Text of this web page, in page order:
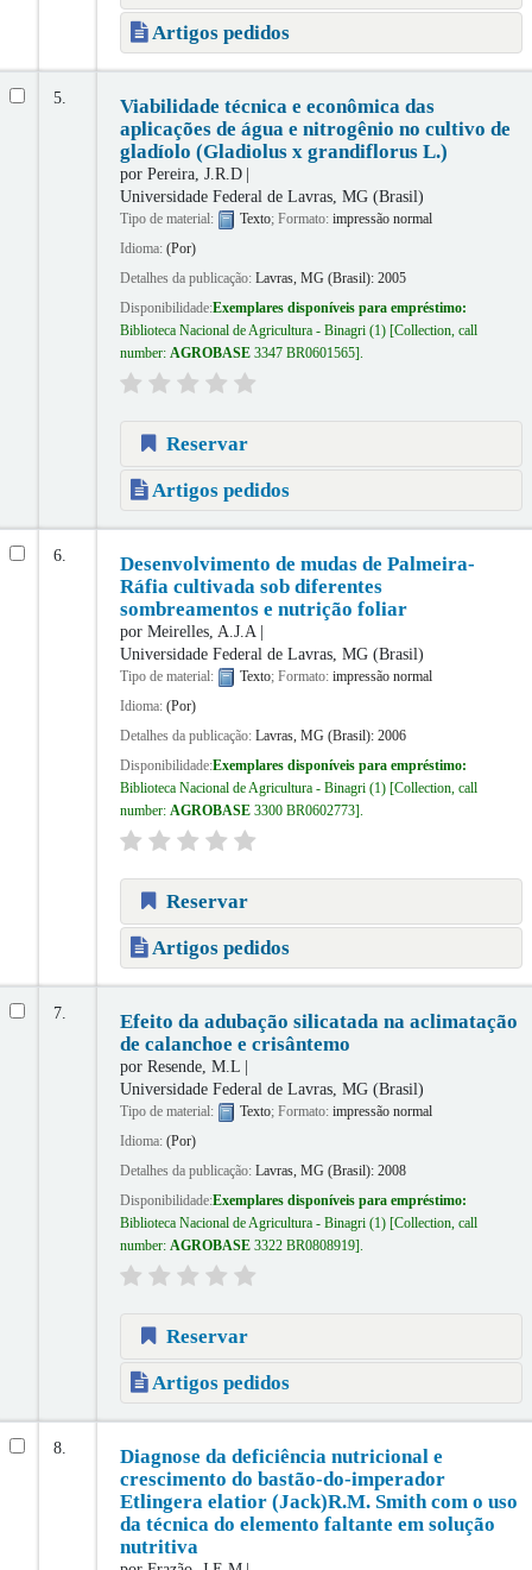
Artigos pedidos
5.
Viabilidade técnica e econômica das
aplicações de água e nitrogênio no cultivo de
gladíolo (Gladiolus x grandiflorus L.)
por Pereira, J.R.D
Universidade Federal de Lavras, MG (Brasil)
Tipo de material: Texto; Formato: impressão normal
Idioma: (Por)
Detalhes da publicação: Lavras, MG (Brasil): 2005
Disponibilidade:Exemplares disponíveis para empréstimo:
Biblioteca Nacional de Agricultura - Binagri(1) Collection, call
number: AGROBASE 3347 BR0601565 .
Reservar
Artigos pedidos
6.
Desenvolvimento de mudas de Palmeira-
Ráfia cultivada sob diferentes
sombreamentos e nutrição foliar
por Meirelles, A.J.A
Universidade Federal de Lavras, MG (Brasil)
Tipo de material: Texto; Formato: impressão normal
Idioma: (Por)
Detalhes da publicação: Lavras, MG (Brasil): 2006
Disponibilidade:Exemplares disponíveis para empréstimo:
Biblioteca Nacional de Agricultura - Binagri(1) Collection, call
number: AGROBASE 3300 BR0602773 .
Reservar
Artigos pedidos
7.
Efeito da adubação silicatada na aclimatação
de calanchoe e crisântemo
por Resende, M.L
Universidade Federal de Lavras, MG (Brasil)
Tipo de material: Texto; Formato: impressão normal
Idioma: (Por)
Detalhes da publicação: Lavras, MG (Brasil): 2008
Disponibilidade:Exemplares disponíveis para empréstimo:
Biblioteca Nacional de Agricultura - Binagri(1) Collection, call
number: AGROBASE 3322 BR0808919 .
Reservar
Artigos pedidos
8.
Diagnose da deficiência nutricional e
crescimento do bastão-do-imperador
Etlingera elatior (Jack)R.M. Smith com o uso
da técnica do elemento faltante em solução
nutritiva